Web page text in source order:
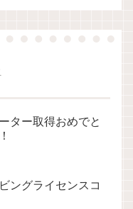
ター取得おめでと
ングライセンスコ